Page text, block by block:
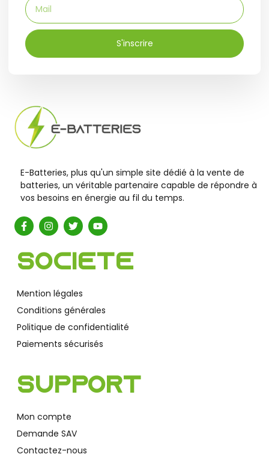
S'inscrire
E-Batteries, plus qu'un simple site dédié à la vente de
batteries, un véritable partenaire capable de répondre à
vos besoins en énergie au fil du temps.
Société
Mention légales
Conditions générales
Politique de confidentialité
Paiements sécurisés
Support
Mon compte
Demande SAV
Contactez-nous